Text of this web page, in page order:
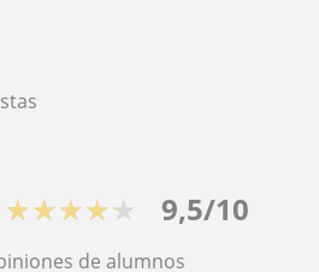
★★★★★ 9,5/10
de alumnos